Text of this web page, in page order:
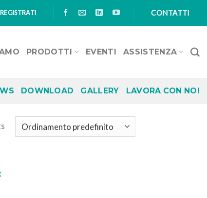
CONTATTI
PRODOTTI EVENTI ASSISTENZA
DOWNLOAD GALLERY LAVORA CON NOI